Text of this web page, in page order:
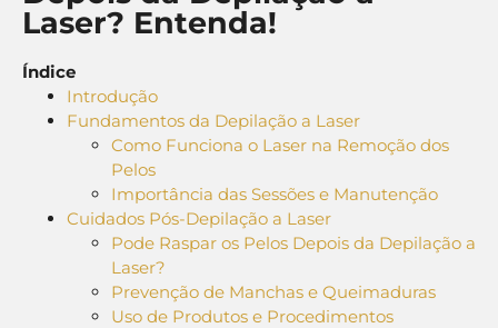
Laser? Entenda!
Índice
Introdução
Fundamentos da Depilação a Laser
Como Funciona o Laser na Remoção dos
Pelos
Importância das Sessões e Manutenção
Cuidados Pós-Depilação a Laser
Pode Raspar os Pelos Depois da Depilação a
Laser?
Prevenção de Manchas e Queimaduras
Uso de Produtos e Procedimentos